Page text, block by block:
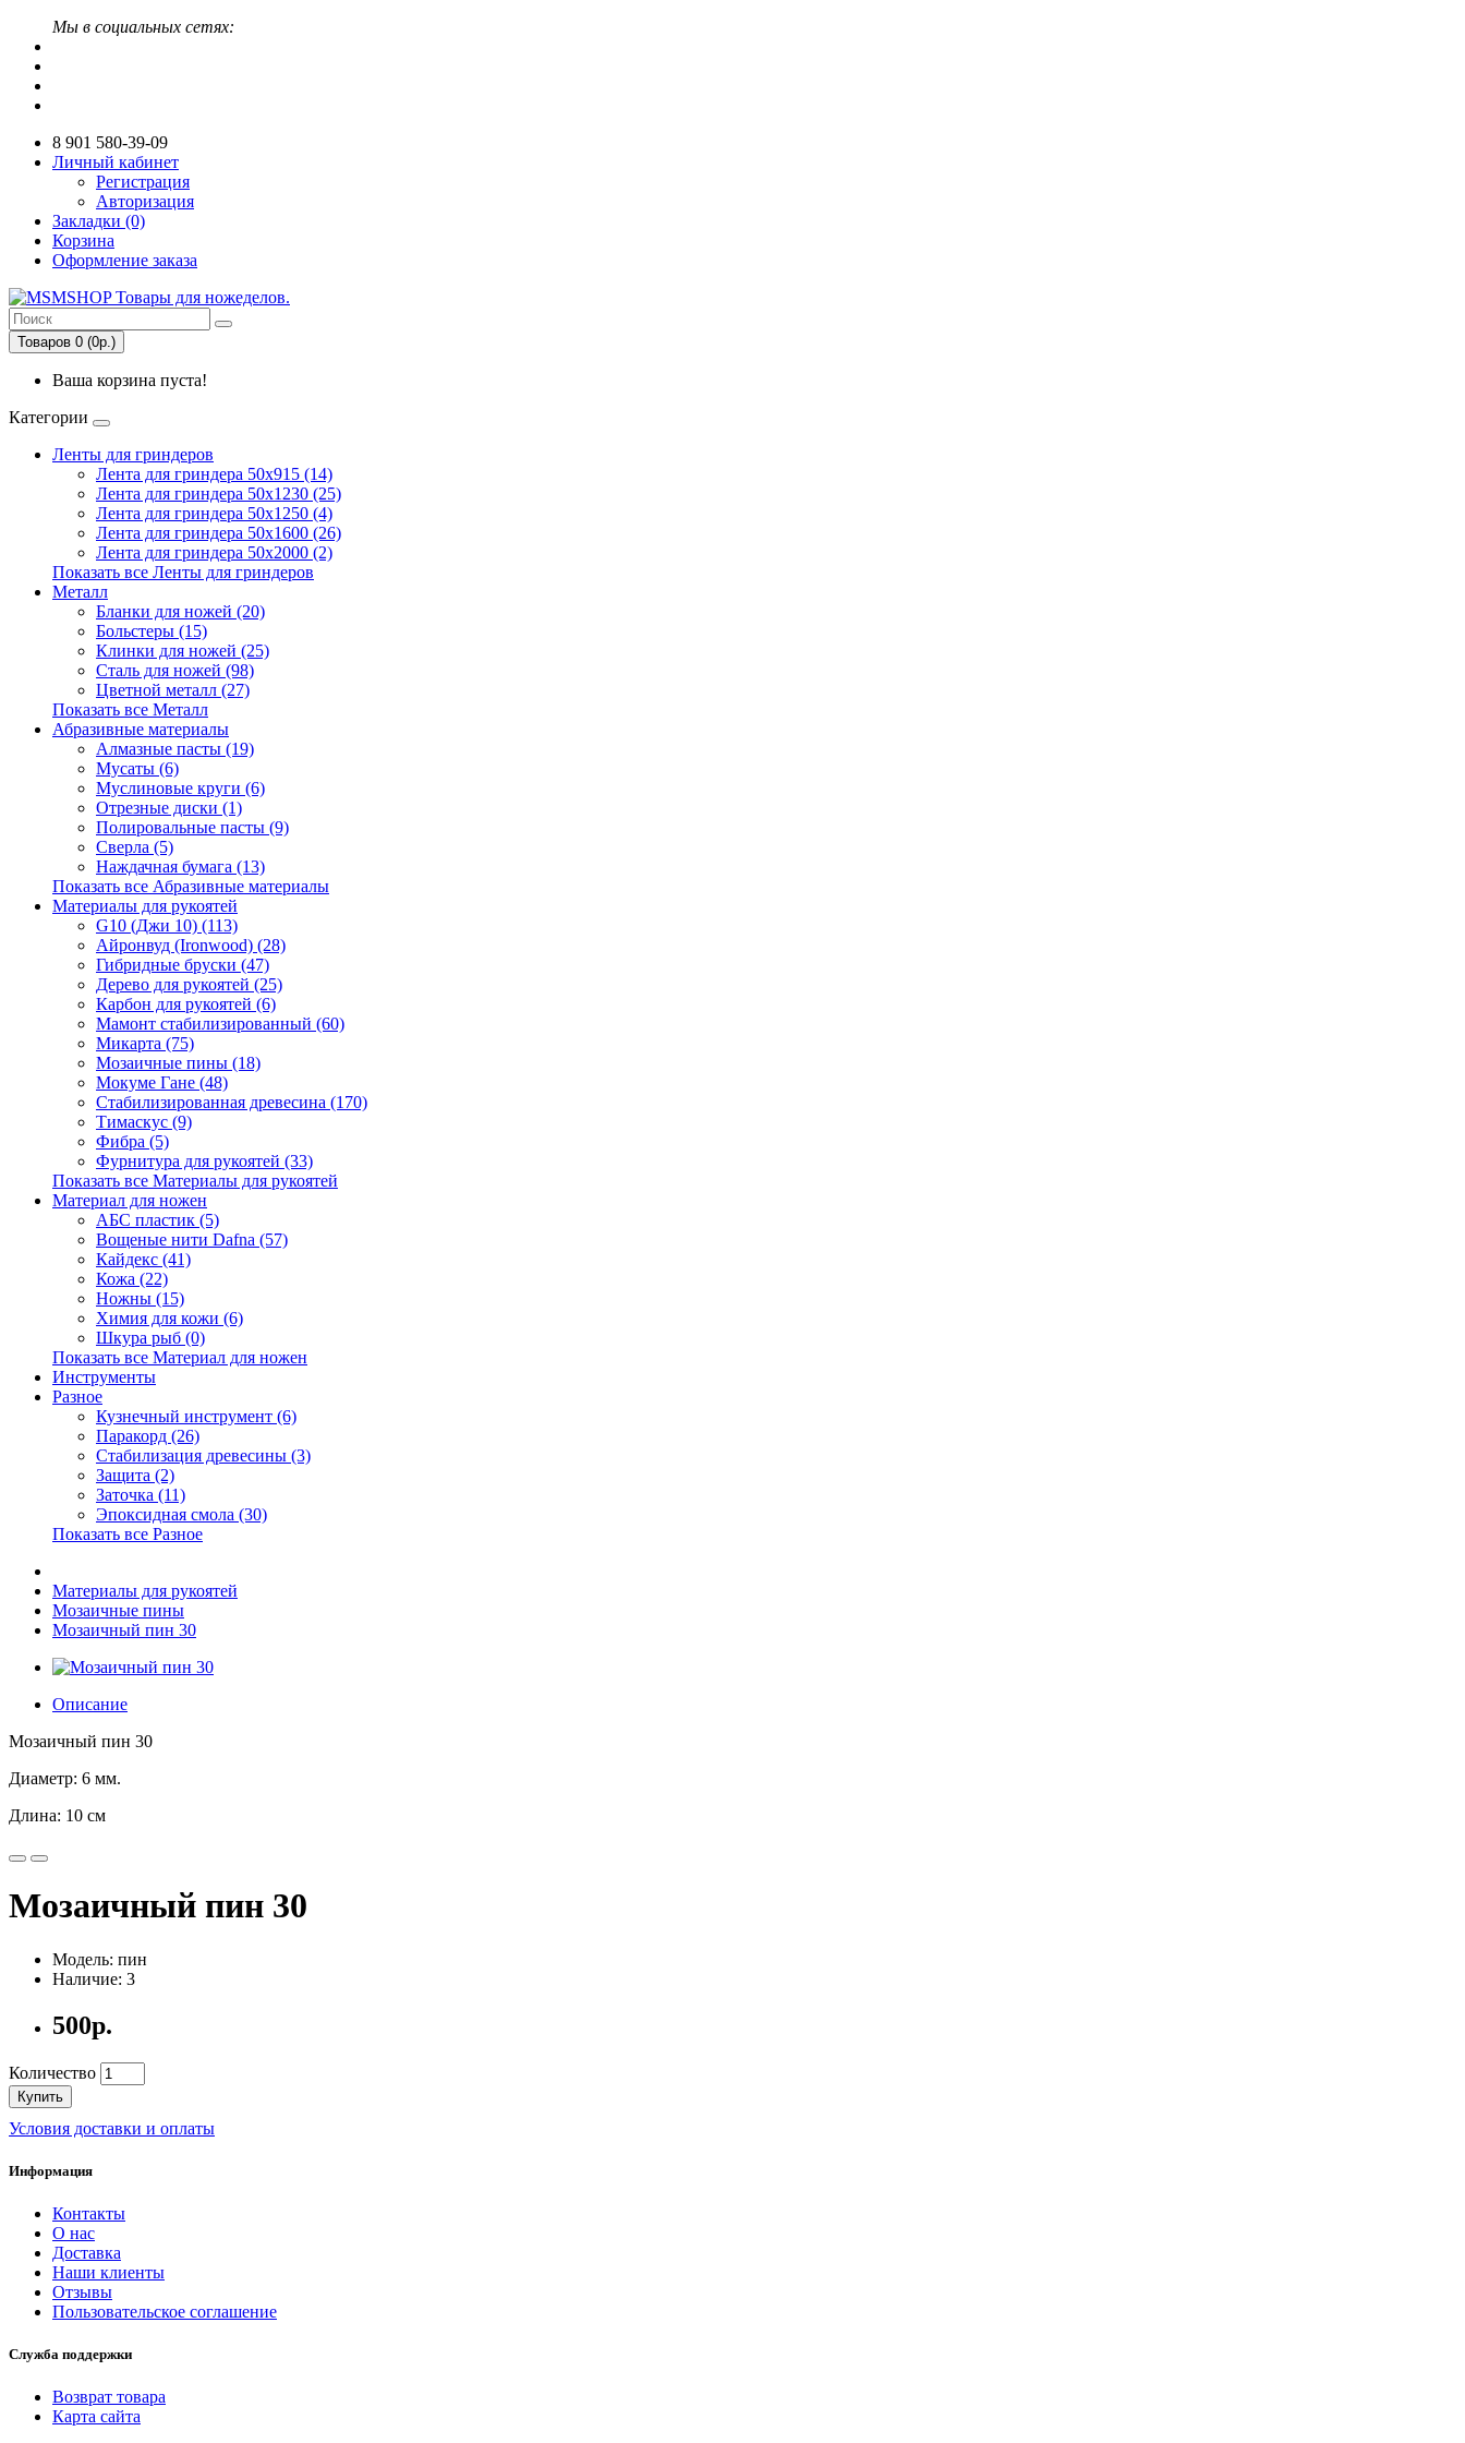
Мы в социальных сетях:
8 901 580-39-09
Личный кабинет
Регистрация
Авторизация
Закладки (0)
Корзина
Оформление заказа
Товаров 0 (0р.)
Ваша корзина пуста!
Категории
Ленты для гриндеров
Лента для гриндера 50х915 (14)
Лента для гриндера 50х1230 (25)
Лента для гриндера 50х1250 (4)
Лента для гриндера 50х1600 (26)
Лента для гриндера 50х2000 (2)
Показать все Ленты для гриндеров
Металл
Бланки для ножей (20)
Больстеры (15)
Клинки для ножей (25)
Сталь для ножей (98)
Цветной металл (27)
Показать все Металл
Абразивные материалы
Алмазные пасты (19)
Мусаты (6)
Муслиновые круги (6)
Отрезные диски (1)
Полировальные пасты (9)
Сверла (5)
Наждачная бумага (13)
Показать все Абразивные материалы
Материалы для рукоятей
G10 (Джи 10) (113)
Айронвуд (Ironwood) (28)
Гибридные бруски (47)
Дерево для рукоятей (25)
Карбон для рукоятей (6)
Мамонт стабилизированный (60)
Микарта (75)
Мозаичные пины (18)
Мокуме Гане (48)
Стабилизированная древесина (170)
Тимаскус (9)
Фибра (5)
Фурнитура для рукоятей (33)
Показать все Материалы для рукоятей
Материал для ножен
АБС пластик (5)
Вощеные нити Dafna (57)
Кайдекс (41)
Кожа (22)
Ножны (15)
Химия для кожи (6)
Шкура рыб (0)
Показать все Материал для ножен
Инструменты
Разное
Кузнечный инструмент (6)
Паракорд (26)
Стабилизация древесины (3)
Защита (2)
Заточка (11)
Эпоксидная смола (30)
Показать все Разное
Материалы для рукоятей
Мозаичные пины
Мозаичный пин 30
Описание
Мозаичный пин 30
Диаметр: 6 мм.
Длина: 10 см
Мозаичный пин 30
Модель: пин
Наличие: 3
500р.
Количество
Купить
Условия доставки и оплаты
Информация
Контакты
О нас
Доставка
Наши клиенты
Отзывы
Пользовательское соглашение
Служба поддержки
Возврат товара
Карта сайта